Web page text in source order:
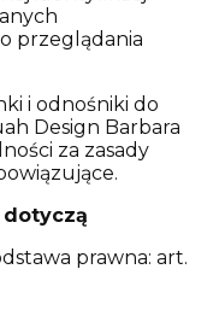
przeglądania
i odnośniki do
Design Barbara
za zasady
dotyczą
prawna: art.